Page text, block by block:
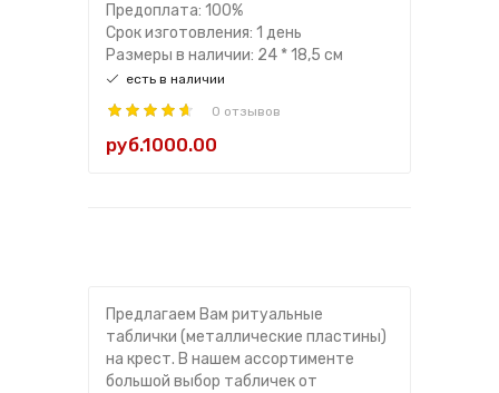
Предоплата: 100%
Срок изготовления: 1 день
Размеры в наличии: 24 * 18,5 см
есть в наличии
0 отзывов
руб.1000.00
Предлагаем Вам ритуальные
таблички (металлические пластины)
на крест. В нашем ассортименте
большой выбор табличек от